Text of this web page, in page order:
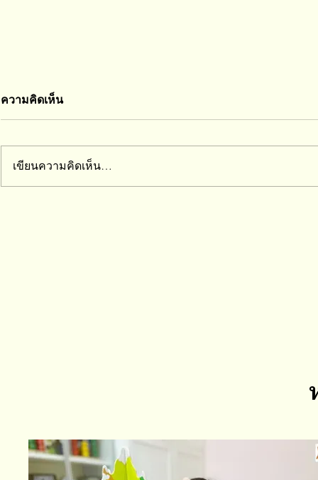
ความคิดเห็น
เขียนความคิดเห็น…